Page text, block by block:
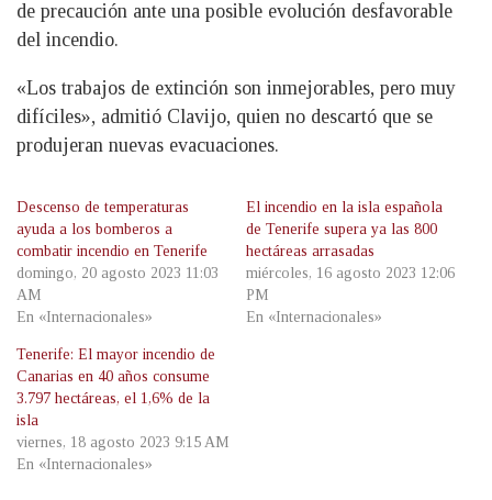
de precaución ante una posible evolución desfavorable
del incendio.
«Los trabajos de extinción son inmejorables, pero muy
difíciles», admitió Clavijo, quien no descartó que se
produjeran nuevas evacuaciones.
Descenso de temperaturas
ayuda a los bomberos a
combatir incendio en Tenerife
domingo, 20 agosto 2023 11:03
AM
En «Internacionales»
El incendio en la isla española
de Tenerife supera ya las 800
hectáreas arrasadas
miércoles, 16 agosto 2023 12:06
PM
En «Internacionales»
Tenerife: El mayor incendio de
Canarias en 40 años consume
3.797 hectáreas, el 1,6% de la
isla
viernes, 18 agosto 2023 9:15 AM
En «Internacionales»